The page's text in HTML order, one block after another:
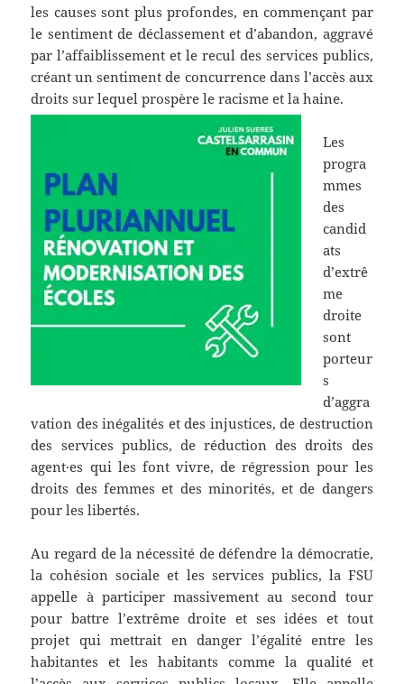
les causes sont plus profondes, en commençant par
le sentiment de déclassement et d’abandon, aggravé
par l’affaiblissement et le recul des services publics,
créant un sentiment de concurrence dans l’accès aux
droits sur lequel prospère le racisme et la haine.
Les
progra
mmes
des
candid
ats
d’extrê
me
droite
sont
porteur
s
d’aggra
vation des inégalités et des injustices, de destruction
des services publics, de réduction des droits des
agent·es qui les font vivre, de régression pour les
droits des femmes et des minorités, et de dangers
pour les libertés.
Au regard de la nécessité de défendre la démocratie,
la cohésion sociale et les services publics, la FSU
appelle à participer massivement au second tour
pour battre l’extrême droite et ses idées et tout
projet qui mettrait en danger l’égalité entre les
habitantes et les habitants comme la qualité et